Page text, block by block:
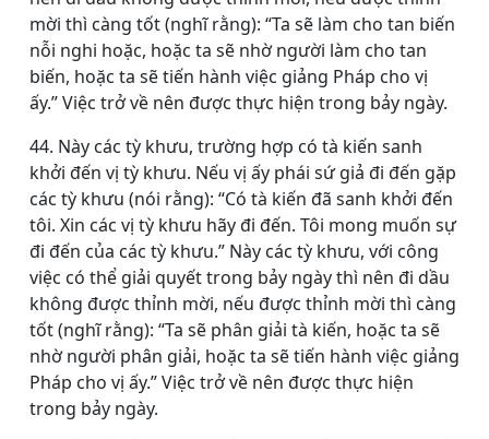
mời thì càng tốt (nghĩ rằng): “Ta sẽ làm cho tan biến
nỗi nghi hoặc, hoặc ta sẽ nhờ người làm cho tan
biến, hoặc ta sẽ tiến hành việc giảng Pháp cho vị
ấy.” Việc trở về nên được thực hiện trong bảy ngày.
44. Này các tỳ khưu, trường hợp có tà kiến sanh
khởi đến vị tỳ khưu. Nếu vị ấy phái sứ giả đi đến gặp
các tỳ khưu (nói rằng): “Có tà kiến đã sanh khởi đến
tôi. Xin các vị tỳ khưu hãy đi đến. Tôi mong muốn sự
đi đến của các tỳ khưu.” Này các tỳ khưu, với công
việc có thể giải quyết trong bảy ngày thì nên đi dầu
không được thỉnh mời, nếu được thỉnh mời thì càng
tốt (nghĩ rằng): “Ta sẽ phân giải tà kiến, hoặc ta sẽ
nhờ người phân giải, hoặc ta sẽ tiến hành việc giảng
Pháp cho vị ấy.” Việc trở về nên được thực hiện
trong bảy ngày.